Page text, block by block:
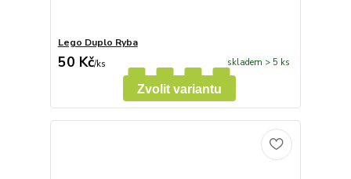
Lego Duplo Ryba
50 Kč/ks skladem > 5 ks
Zvolit variantu